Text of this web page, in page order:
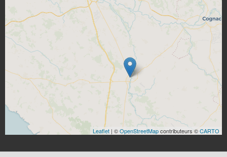
Leaflet | ©OpenStreetMapcontributeurs ©CARTO